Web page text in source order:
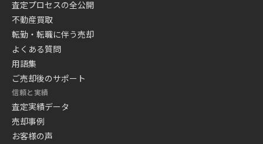
査定プロセスの全公開
不動産買取
転勤・転職に伴う売却
よくある質問
用語集
ご売却後のサポート
信頼と実績
査定実績データ
売却事例
お客様の声